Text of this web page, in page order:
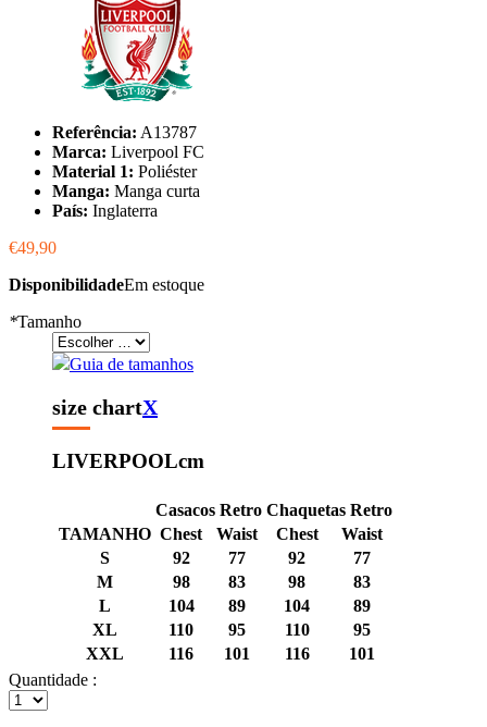
Referência: A13787
Marca: Liverpool FC
Material 1: Poliéster
Manga: Manga curta
País: Inglaterra
€49,90
DisponibilidadeEm estoque
*Tamanho
Guia de tamanhos
size chartX
LIVERPOOLcm
Casacos Retro Chaquetas Retro
TAMANHO Chest Waist Chest
Waist
S
92 77 92
77
M
98 83 98
83
L
104 89 104
89
XL
110 95 110
95
XXL
116 101 116
101
Quantidade :